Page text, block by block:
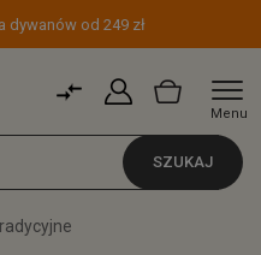
dywanów od 249 zł
Menu
SZUKAJ